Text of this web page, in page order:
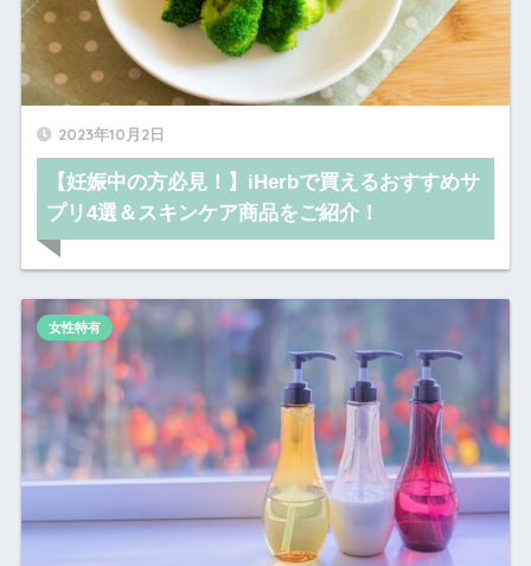
2023年10月2日
【妊娠中の方必見！】iHerbで買えるおすすめサ
プリ4選＆スキンケア商品をご紹介！
女性特有